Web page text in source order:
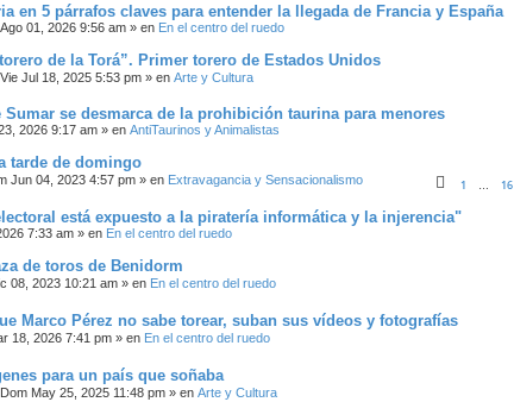
en 5 párrafos claves para entender la llegada de Francia y España
01, 2026 9:56 am » en En el centro del ruedo
de la Torá”. Primer torero de Estados Unidos
Vie Jul 18, 2025 5:53 pm » en Arte y Cultura
Sumar se desmarca de la prohibición taurina para menores
2026 9:17 am » en AntiTaurinos y Animalistas
tarde de domingo
Jun 04, 2023 4:57 pm » en Extravagancia y Sensacionalismo 1 … 16
está expuesto a la piratería informática y la injerencia"
7:33 am » en En el centro del ruedo
de toros de Benidorm
08, 2023 10:21 am » en En el centro del ruedo
Marco Pérez no sabe torear, suban sus vídeos y fotografías
18, 2026 7:41 pm » en En el centro del ruedo
para un país que soñaba
Dom May 25, 2025 11:48 pm » en Arte y Cultura